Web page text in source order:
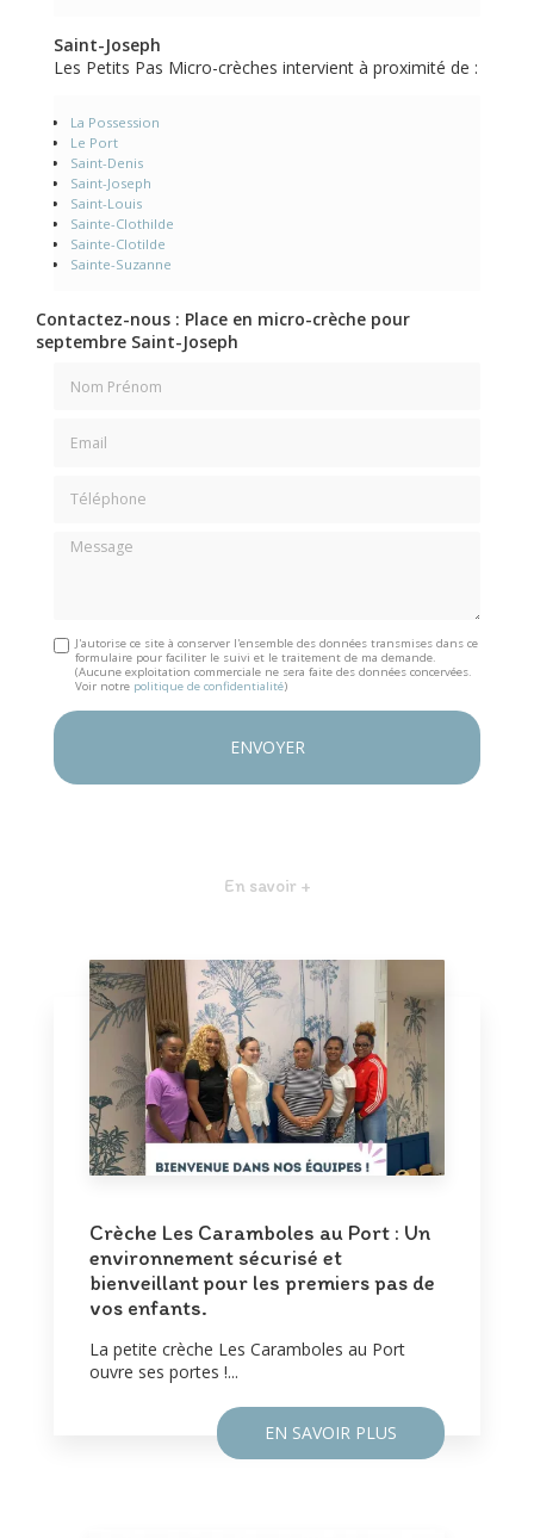
Saint-Joseph
Les Petits Pas Micro-crèches intervient à proximité de :
La Possession
Le Port
Saint-Denis
Saint-Joseph
Saint-Louis
Sainte-Clothilde
Sainte-Clotilde
Sainte-Suzanne
Contactez-nous : Place en micro-crèche pour
septembre Saint-Joseph
Message
J'autorise ce site à conserver l'ensemble des données transmises dans ce
formulaire pour faciliter le suivi et le traitement de ma demande.
(Aucune exploitation commerciale ne sera faite des données concervées.
Voir notre politique de confidentialité)
En savoir +
Crèche Les Caramboles au Port : Un
environnement sécurisé et
bienveillant pour les premiers pas de
vos enfants.
La petite crèche Les Caramboles au Port
ouvre ses portes !...
EN SAVOIR PLUS